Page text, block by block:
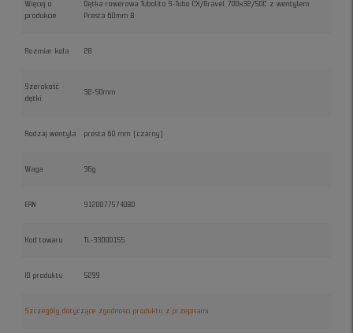
Więcej o
produkcie
Dętka rowerowa Tubolito S-Tubo CX/Gravel 700x32/50C z wentylem
Presta 60mm B
Rozmiar koła 28
Szerokość
dętki
32-50mm
Rodzaj wentyla presta 60 mm (czarny)
Waga 36g
EAN 9120077574080
Kod towaru TL-33000155
ID produktu 5299
Szczegóły dotyczące zgodności produktu z przepisami